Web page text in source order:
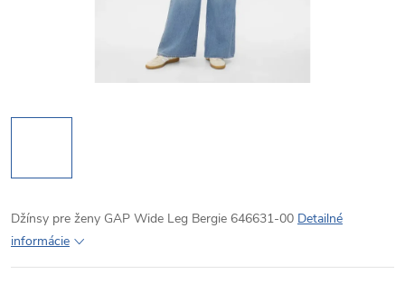
Džínsy pre ženy GAP Wide Leg Bergie 646631-00 Detailné
informácie